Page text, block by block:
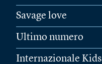
Savage love
Ultimo numero
Internazionale Kids